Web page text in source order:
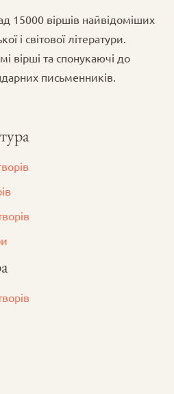
15000 віршів найвідоміших
і світової літератури.
вірші та спонукаючі до
письменників.